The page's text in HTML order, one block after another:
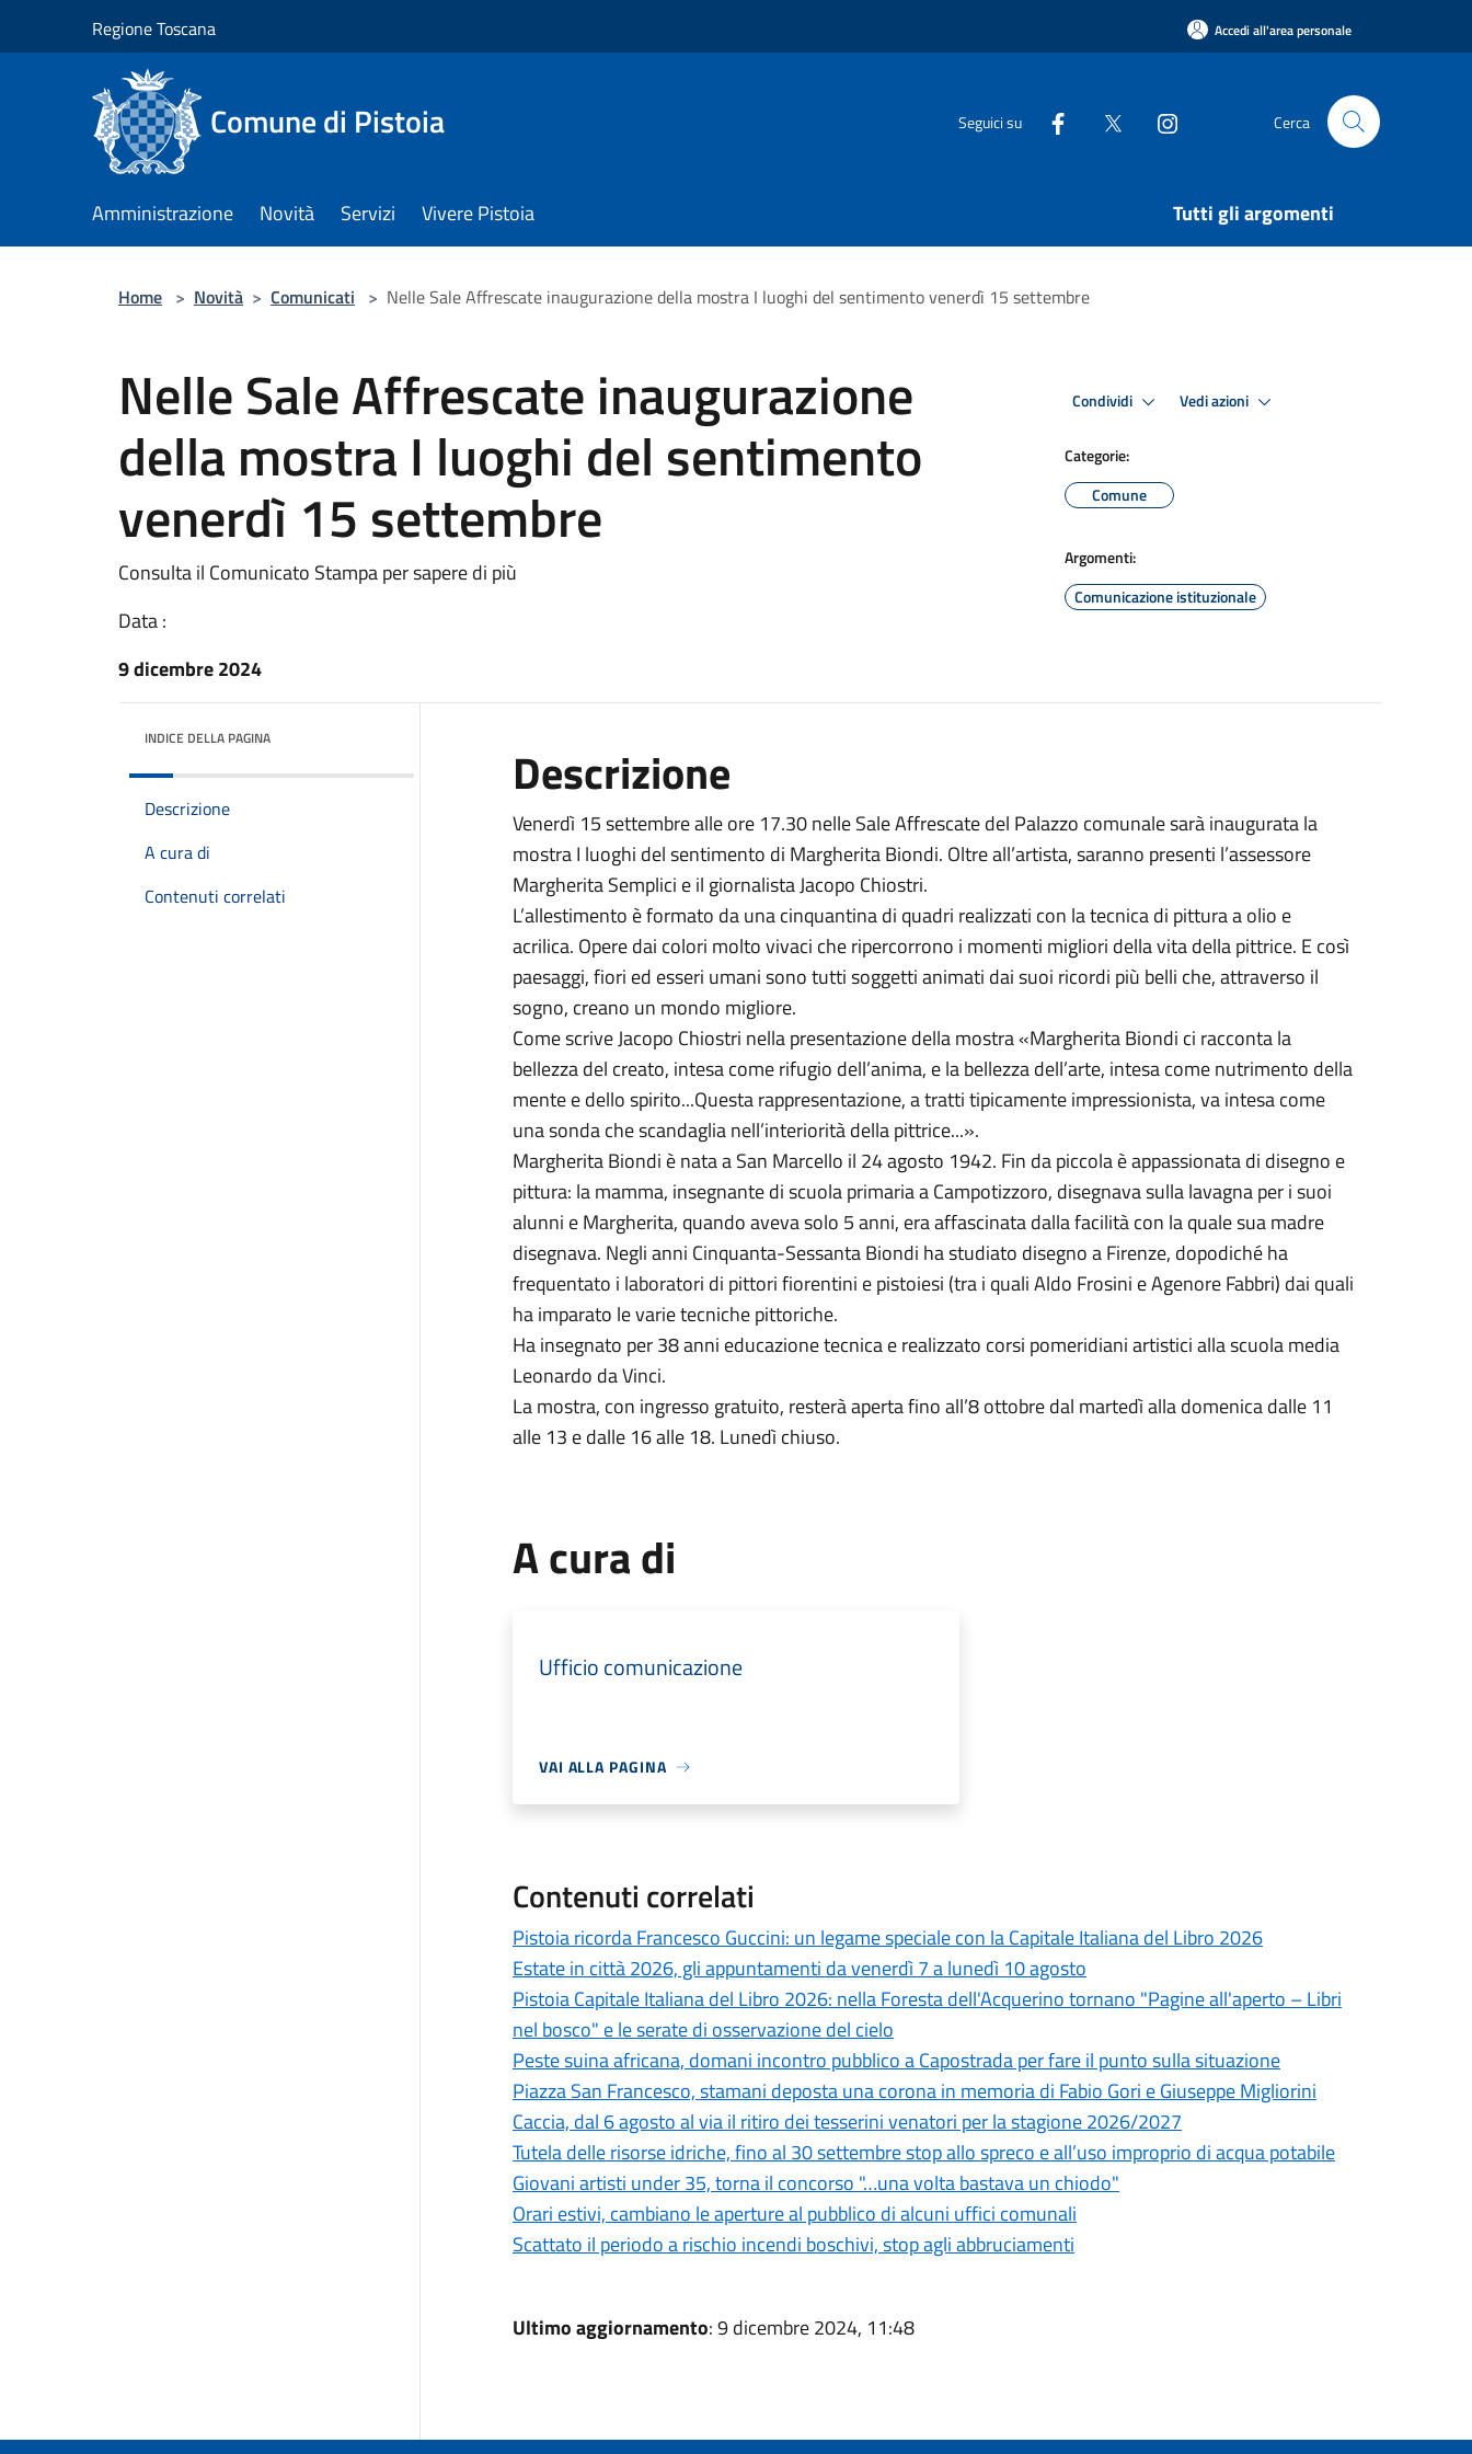
Regione Toscana Accedi all'area personale
Comune di Pistoia Seguici su Cerca
Amministrazione Novità Servizi Vivere Pistoia Tutti gli argomenti
Home > Novità > Comunicati > Nelle Sale Affrescate inaugurazione della mostra I luoghi del sentimento venerdì 15 settembre
Nelle Sale Affrescate inaugurazione
della mostra I luoghi del sentimento
venerdì 15 settembre
Consulta il Comunicato Stampa per sapere di più
Data :
9 dicembre 2024
Condividi Vedi azioni
Categorie:
Comune
Argomenti:
Comunicazione istituzionale
INDICE DELLA PAGINA
Descrizione
A cura di
Contenuti correlati
Descrizione
Venerdì 15 settembre alle ore 17.30 nelle Sale Affrescate del Palazzo comunale sarà inaugurata la
mostra I luoghi del sentimento di Margherita Biondi. Oltre all’artista, saranno presenti l’assessore
Margherita Semplici e il giornalista Jacopo Chiostri.
L’allestimento è formato da una cinquantina di quadri realizzati con la tecnica di pittura a olio e
acrilica. Opere dai colori molto vivaci che ripercorrono i momenti migliori della vita della pittrice. E così
paesaggi, fiori ed esseri umani sono tutti soggetti animati dai suoi ricordi più belli che, attraverso il
sogno, creano un mondo migliore.
Come scrive Jacopo Chiostri nella presentazione della mostra «Margherita Biondi ci racconta la
bellezza del creato, intesa come rifugio dell’anima, e la bellezza dell’arte, intesa come nutrimento della
mente e dello spirito...Questa rappresentazione, a tratti tipicamente impressionista, va intesa come
una sonda che scandaglia nell’interiorità della pittrice...».
Margherita Biondi è nata a San Marcello il 24 agosto 1942. Fin da piccola è appassionata di disegno e
pittura: la mamma, insegnante di scuola primaria a Campotizzoro, disegnava sulla lavagna per i suoi
alunni e Margherita, quando aveva solo 5 anni, era affascinata dalla facilità con la quale sua madre
disegnava. Negli anni Cinquanta-Sessanta Biondi ha studiato disegno a Firenze, dopodiché ha
frequentato i laboratori di pittori fiorentini e pistoiesi (tra i quali Aldo Frosini e Agenore Fabbri) dai quali
ha imparato le varie tecniche pittoriche.
Ha insegnato per 38 anni educazione tecnica e realizzato corsi pomeridiani artistici alla scuola media
Leonardo da Vinci.
La mostra, con ingresso gratuito, resterà aperta fino all’8 ottobre dal martedì alla domenica dalle 11
alle 13 e dalle 16 alle 18. Lunedì chiuso.
A cura di
Ufficio comunicazione
VAI ALLA PAGINA
Contenuti correlati
Pistoia ricorda Francesco Guccini: un legame speciale con la Capitale Italiana del Libro 2026
Estate in città 2026, gli appuntamenti da venerdì 7 a lunedì 10 agosto
Pistoia Capitale Italiana del Libro 2026: nella Foresta dell'Acquerino tornano "Pagine all'aperto – Libri
nel bosco" e le serate di osservazione del cielo
Peste suina africana, domani incontro pubblico a Capostrada per fare il punto sulla situazione
Piazza San Francesco, stamani deposta una corona in memoria di Fabio Gori e Giuseppe Migliorini
Caccia, dal 6 agosto al via il ritiro dei tesserini venatori per la stagione 2026/2027
Tutela delle risorse idriche, fino al 30 settembre stop allo spreco e all’uso improprio di acqua potabile
Giovani artisti under 35, torna il concorso "…una volta bastava un chiodo"
Orari estivi, cambiano le aperture al pubblico di alcuni uffici comunali
Scattato il periodo a rischio incendi boschivi, stop agli abbruciamenti
Ultimo aggiornamento: 9 dicembre 2024, 11:48